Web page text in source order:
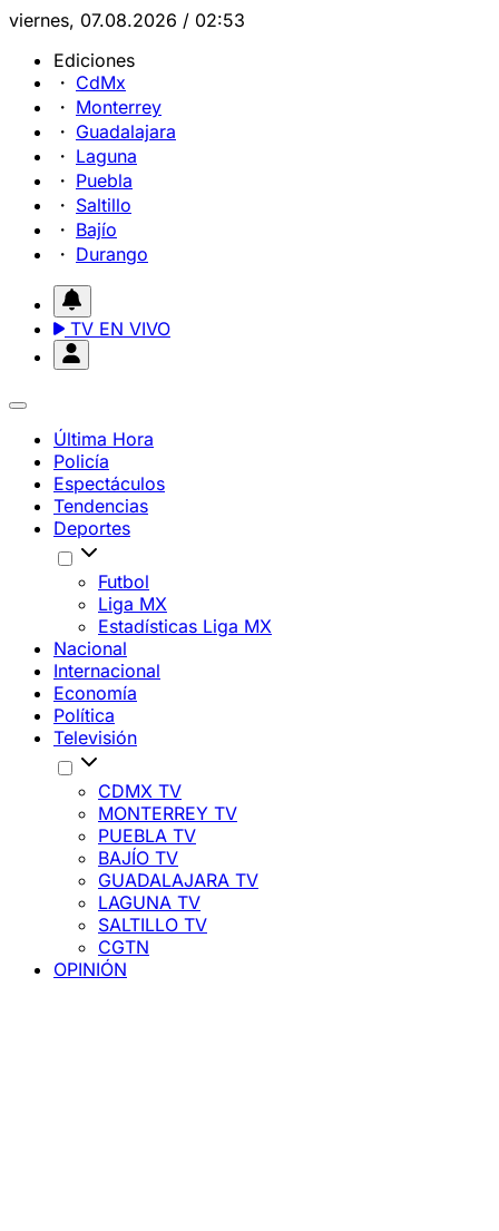
viernes, 07.08.2026 / 02:53
Ediciones
CdMx
Monterrey
Guadalajara
Laguna
Puebla
Saltillo
Bajío
Durango
TV EN VIVO
Última Hora
Policía
Espectáculos
Tendencias
Deportes
Futbol
Liga MX
Estadísticas Liga MX
Nacional
Internacional
Economía
Política
Televisión
CDMX TV
MONTERREY TV
PUEBLA TV
BAJÍO TV
GUADALAJARA TV
LAGUNA TV
SALTILLO TV
CGTN
OPINIÓN